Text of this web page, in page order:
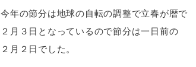
今年の節分は地球の自転の調整で立春が暦で
２月３日となっているので節分は一日前の
２月２日でした。